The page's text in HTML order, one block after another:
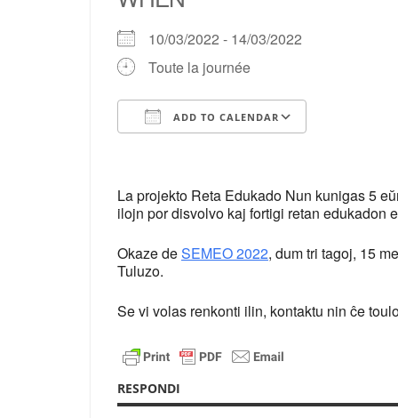
10/03/2022 - 14/03/2022
Toute la journée
ADD TO CALENDAR
La projekto Reta Edukado Nun kunigas 5
ilojn por disvolvo kaj fortigi retan edukadon
Okaze deSEMEO 2022, dum tri tagoj, 15
Tuluzo.
Se vi volas renkonti ilin, kontaktu nin ĉe
RESPONDI